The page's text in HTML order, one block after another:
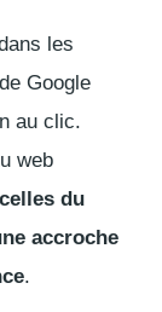
les
Google
au clic.
web
du
accroche
.